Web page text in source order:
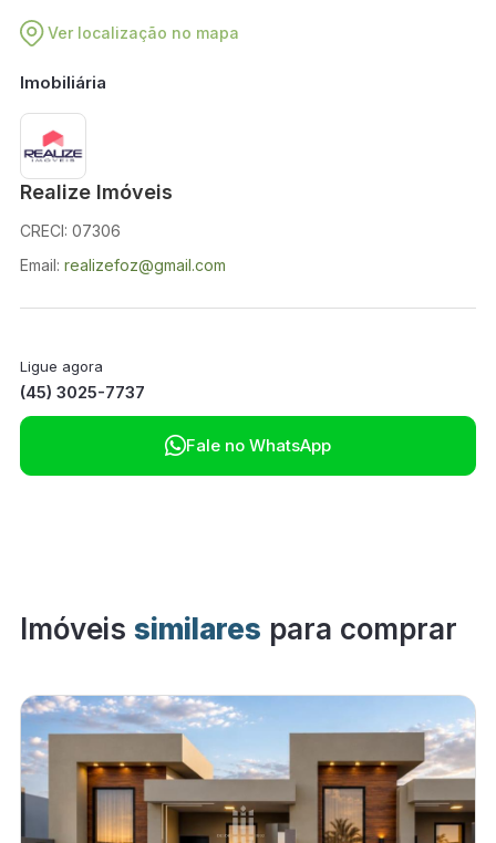
Ver localização no mapa
Imobiliária
Realize Imóveis
CRECI: 07306
Email: realizefoz@gmail.com
Ligue agora
(45) 3025-7737
Fale no WhatsApp
Imóveis similares para comprar